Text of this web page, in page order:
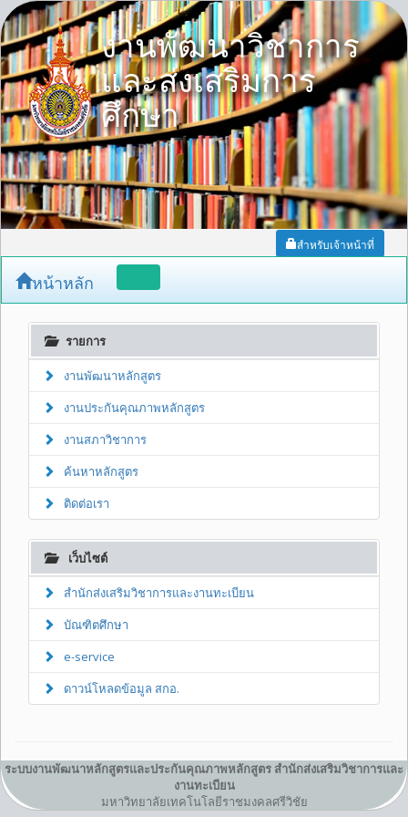
งานพัฒนาวิชาการ
และส่งเสริมการ
ศึกษา
สำหรับเจ้าหน้าที่
หน้าหลัก
รายการ
งานพัฒนาหลักสูตร
งานประกันคุณภาพหลักสูตร
งานสภาวิชาการ
ค้นหาหลักสูตร
ติดต่อเรา
เว็บไซต์
สำนักส่งเสริมวิชาการและงานทะเบียน
บัณฑิตศึกษา
e-service
ดาวน์โหลดข้อมูล สกอ.
ระบบงานพัฒนาหลักสูตรและประกันคุณภาพหลักสูตร สำนักส่งเสริมวิชาการและ
งานทะเบียน
มหาวิทยาลัยเทคโนโลยีราชมงคลศรีวิชัย